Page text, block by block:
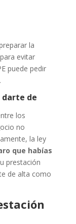
la
evitar
puede pedir
darte de
los
no
la ley
que habías
prestación
de alta como